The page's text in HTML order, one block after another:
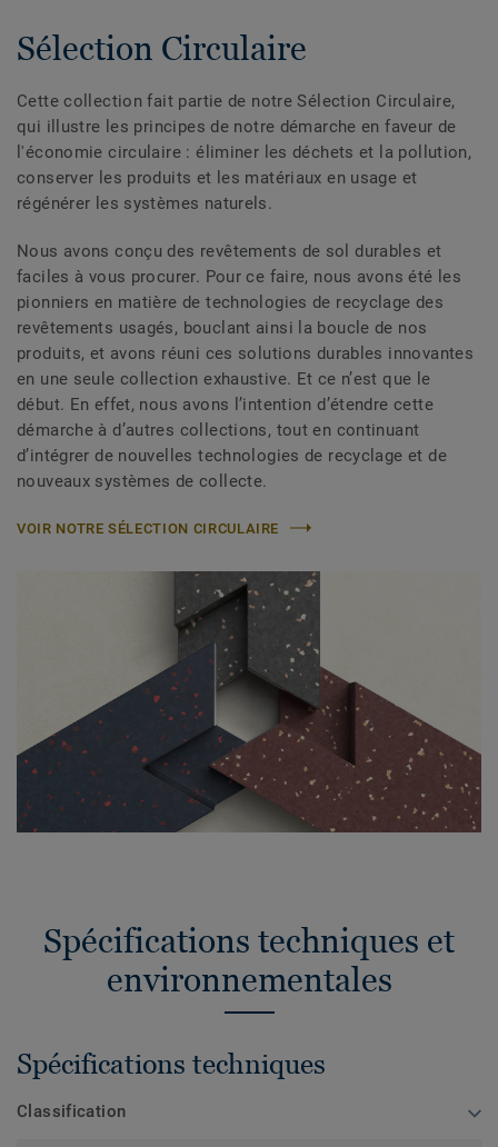
Sélection Circulaire
Cette collection fait partie de notre Sélection Circulaire,
qui illustre les principes de notre démarche en faveur de
l'économie circulaire : éliminer les déchets et la pollution,
conserver les produits et les matériaux en usage et
régénérer les systèmes naturels.
Nous avons conçu des revêtements de sol durables et
faciles à vous procurer. Pour ce faire, nous avons été les
pionniers en matière de technologies de recyclage des
revêtements usagés, bouclant ainsi la boucle de nos
produits, et avons réuni ces solutions durables innovantes
en une seule collection exhaustive. Et ce n’est que le
début. En effet, nous avons l’intention d’étendre cette
démarche à d’autres collections, tout en continuant
d’intégrer de nouvelles technologies de recyclage et de
nouveaux systèmes de collecte.
VOIR NOTRE SÉLECTION CIRCULAIRE
Spécifications techniques et
environnementales
Spécifications techniques
Classification